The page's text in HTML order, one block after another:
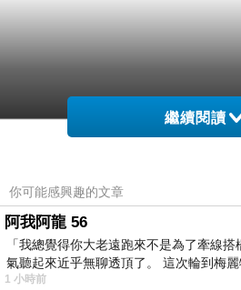
繼續閱讀
你可能感興趣的文章
阿我阿龍 56
「我總覺得你大老遠跑來不是為了牽線
氣聽起來近乎無聊透頂了。 這次輪到梅
1 小時前